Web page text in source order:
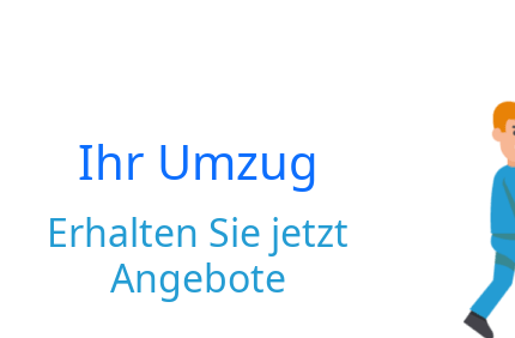
Ihr Umzug
Erhalten Sie jetzt
Angebote